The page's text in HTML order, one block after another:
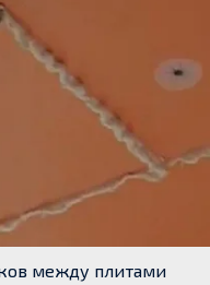
между плитами